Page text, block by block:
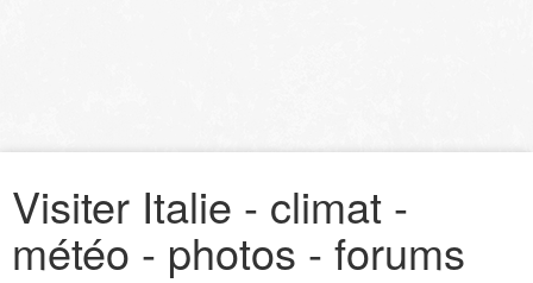
Visiter Italie - climat -
météo - photos - forums